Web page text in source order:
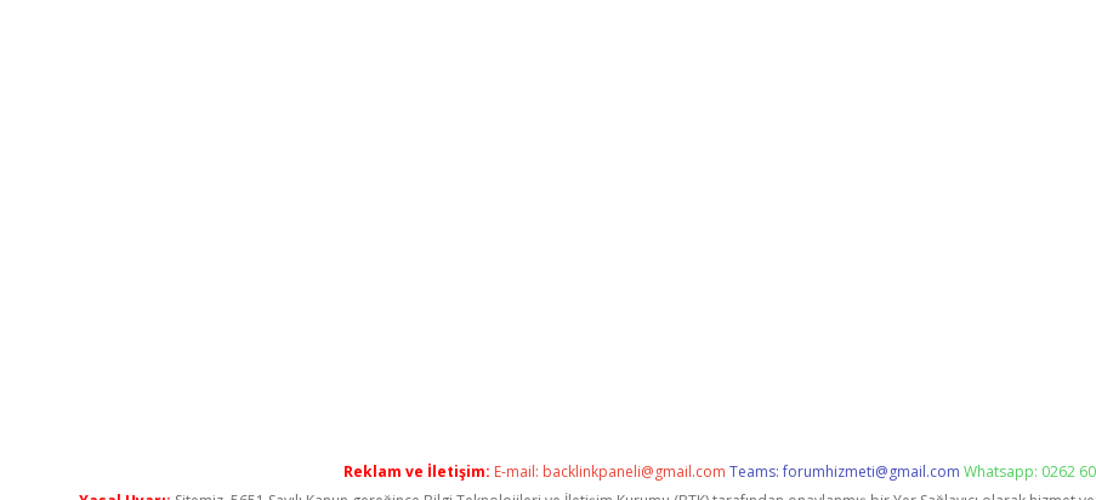
Reklam ve İletişim: E-mail: backlinkpaneli@gmail.com Teams:forumhizmeti@gmail.com Whatsapp: 0262